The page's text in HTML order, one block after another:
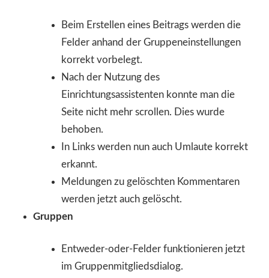
Beim Erstellen eines Beitrags werden die
Felder anhand der Gruppeneinstellungen
korrekt vorbelegt.
Nach der Nutzung des
Einrichtungsassistenten konnte man die
Seite nicht mehr scrollen. Dies wurde
behoben.
In Links werden nun auch Umlaute korrekt
erkannt.
Meldungen zu gelöschten Kommentaren
werden jetzt auch gelöscht.
Gruppen
Entweder-oder-Felder funktionieren jetzt
im Gruppenmitgliedsdialog.